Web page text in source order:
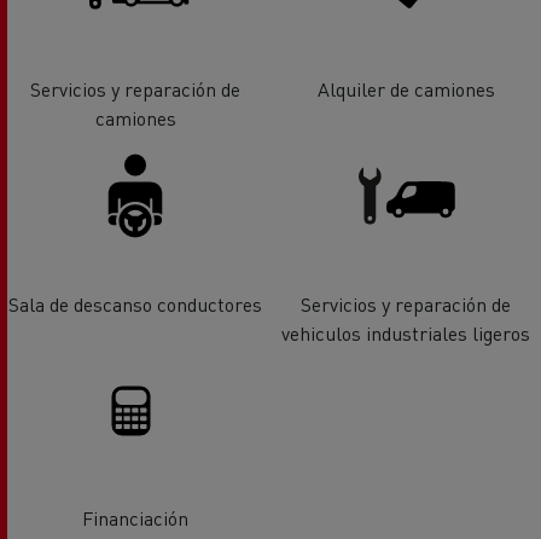
Servicios y reparación de
camiones
Alquiler de camiones
Sala de descanso conductores
Servicios y reparación de
vehiculos industriales ligeros
Financiación